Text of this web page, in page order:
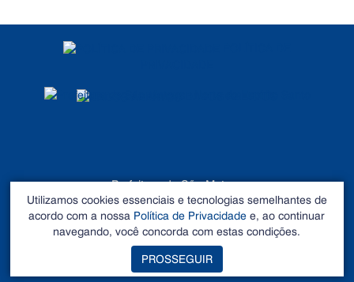
Prefeitura de São Mateus
©2026 - Todos os direitos reservados
Endereço: Rua Alberto Sartório, Nº 404, Carapina - São
Mateus – ES CEP 29.933-060. Tel: 27 3195-0100
Utilizamos cookies essenciais e tecnologias semelhantes de
acordo com a nossa Política de Privacidade e, ao continuar
navegando, você concorda com estas condições.
PROSSEGUIR